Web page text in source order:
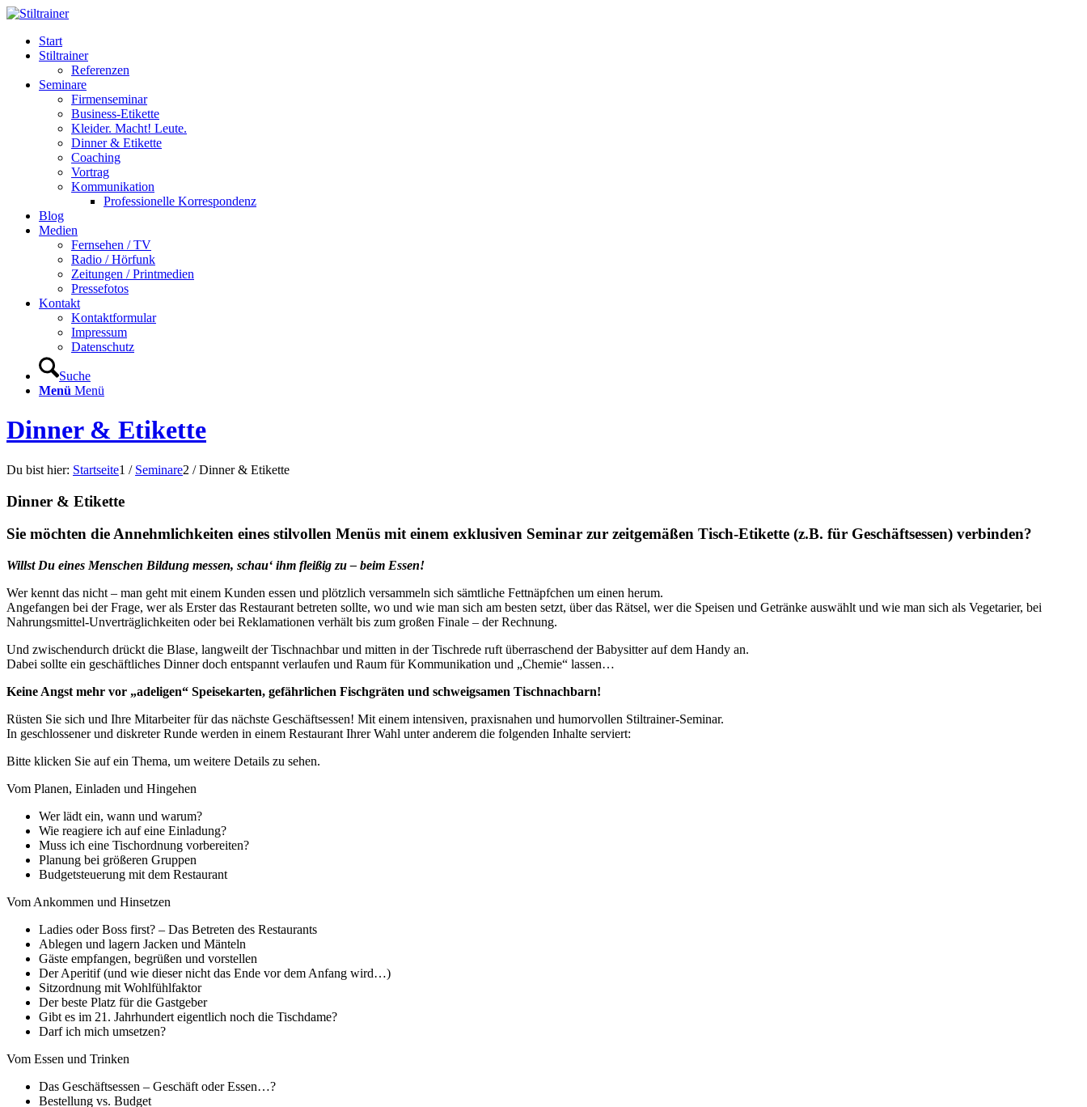
Start
Stiltrainer
Referenzen
Seminare
Firmenseminar
Business-Etikette
Kleider. Macht! Leute.
Dinner & Etikette
Coaching
Vortrag
Kommunikation
Professionelle Korrespondenz
Blog
Medien
Fernsehen / TV
Radio / Hörfunk
Zeitungen / Printmedien
Pressefotos
Kontakt
Kontaktformular
Impressum
Datenschutz
Suche
Menü Menü
Dinner & Etikette
Du bist hier: Startseite1 / Seminare2 / Dinner & Etikette
Dinner & Etikette
Sie möchten die Annehmlichkeiten eines stilvollen Menüs mit einem exklusiven Seminar zur zeitgemäßen Tisch-Etikette (z.B. für Geschäftsessen) verbinden?
Willst Du eines Menschen Bildung messen, schau‘ ihm fleißig zu – beim Essen!
Wer kennt das nicht – man geht mit einem Kunden essen und plötzlich versammeln sich sämtliche Fettnäpfchen um einen herum.
Angefangen bei der Frage, wer als Erster das Restaurant betreten sollte, wo und wie man sich am besten setzt, über das Rätsel, wer die Speisen und Getränke auswählt und wie man sich als Vegetarier, bei
Nahrungsmittel-Unverträglichkeiten oder bei Reklamationen verhält bis zum großen Finale – der Rechnung.
Und zwischendurch drückt die Blase, langweilt der Tischnachbar und mitten in der Tischrede ruft überraschend der Babysitter auf dem Handy an.
Dabei sollte ein geschäftliches Dinner doch entspannt verlaufen und Raum für Kommunikation und „Chemie“ lassen…
Keine Angst mehr vor „adeligen“ Speisekarten, gefährlichen Fischgräten und schweigsamen Tischnachbarn!
Rüsten Sie sich und Ihre Mitarbeiter für das nächste Geschäftsessen! Mit einem intensiven, praxisnahen und humorvollen Stiltrainer-Seminar.
In geschlossener und diskreter Runde werden in einem Restaurant Ihrer Wahl unter anderem die folgenden Inhalte serviert:
Bitte klicken Sie auf ein Thema, um weitere Details zu sehen.
Vom Planen, Einladen und Hingehen
Wer lädt ein, wann und warum?
Wie reagiere ich auf eine Einladung?
Muss ich eine Tischordnung vorbereiten?
Planung bei größeren Gruppen
Budgetsteuerung mit dem Restaurant
Vom Ankommen und Hinsetzen
Ladies oder Boss first? – Das Betreten des Restaurants
Ablegen und lagern Jacken und Mänteln
Gäste empfangen, begrüßen und vorstellen
Der Aperitif (und wie dieser nicht das Ende vor dem Anfang wird…)
Sitzordnung mit Wohlfühlfaktor
Der beste Platz für die Gastgeber
Gibt es im 21. Jahrhundert eigentlich noch die Tischdame?
Darf ich mich umsetzen?
Vom Essen und Trinken
Das Geschäftsessen – Geschäft oder Essen…?
Bestellung vs. Budget